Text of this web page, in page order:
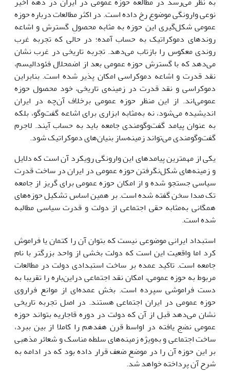
نوعی وارونگی موضوع رخ داده است. در اکثر مطالعات درباره حوزه
عمومی شکل‌گیری این حوزه به مثابه محصولِ گسترش و اشاعه
روند‌های دموکراتیک به حساب آمده؛ در حالی که تجربه غرب
روندی معکوس را بازتاب می‌دهد. تجربه تاریخی در غرب نشان
می‌دهد که با گسترش حوزه عمومی بعد از اضمحلال فئودالیسم،
نقد قدرت و اشاعه دموکراسی امکان پذیر شده است. بنابراین
دموکراسی و نقد قدرت در زمینه‌ی تاریخی، خود محصول حوزه
عمومی‌اند. از این منظر حوزه عمومی برخلاف آن‌چه در ایران
اندیشیده می‌شود، نه به‌مثابه ابزاری برای اشاعه گفت‌وگو، بلکه
به عنوان پیامد گفت‌وگومندی جامعه باید به حساب آیند. لاجرم
گفت‌وگومندی می‌تواند زمینه‌ساز بنیان‌های دموکراتیک شود.
یکی از مهمترین پیامدهای این وارونگی رویکرد آن است که دلایل
و زمینه‌های شکل‌نگرفتن حوزه عمومی در ایران در ساخت قدرت
سیاسی جستجو شده و از امکان حوزه عمومی برای گریز از جامعه
تک صدا سخن گفته شده است. بر همین اساس تشکیل حوزه‌های
همگانی به‌مثابه حقی اجتماعی از دولت و قدرت سیاسی مطالبه
شده است.
استبداد ایرانی موضوعی نیست که بتوان آن را کتمان یا فراموش
کرد اما واقعیت این است که دولت بخشی از واحد بزرگتر با نام
جامعه است. تاکید عمده بر ساخت استبدادی دولت در مطالعات
مربوط به حوزه عمومی، امکان نقد اجتماعی دراین‌باره را تقریبا به
دست فراموشی سپرده است. بخش عمده‌ای از موانع فراروی
حوزه عمومی در ایران اجتماعی هستند. در اصل تجربه تاریخی
نشان می‌دهد قبل از آن که دولت در دوره قاجاریه بتواند حوزه
عمومی نضج یافته در اواسط قرن هفدهم را کاملا از بین ببرد،
ساخت اجتماعی و به‌ویژه زمینه‌های سلطه مناسک و شعائر مذهبی
بر این حوزه آن را در موضع ضعف قرار داده بود که در ادامه به
شرح آن پرداخته خواهد شد.